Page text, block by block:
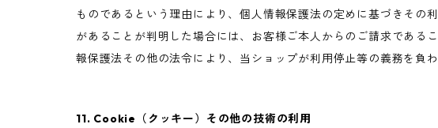
ものであるという理由により、個人情報保護法の定めに基づきそ
があることが判明した場合には、お客様ご本人からのご請求である
報保護法その他の法令により、当ショップが利用停止等の義務を負
11. Cookie（クッキー）その他の技術の利用